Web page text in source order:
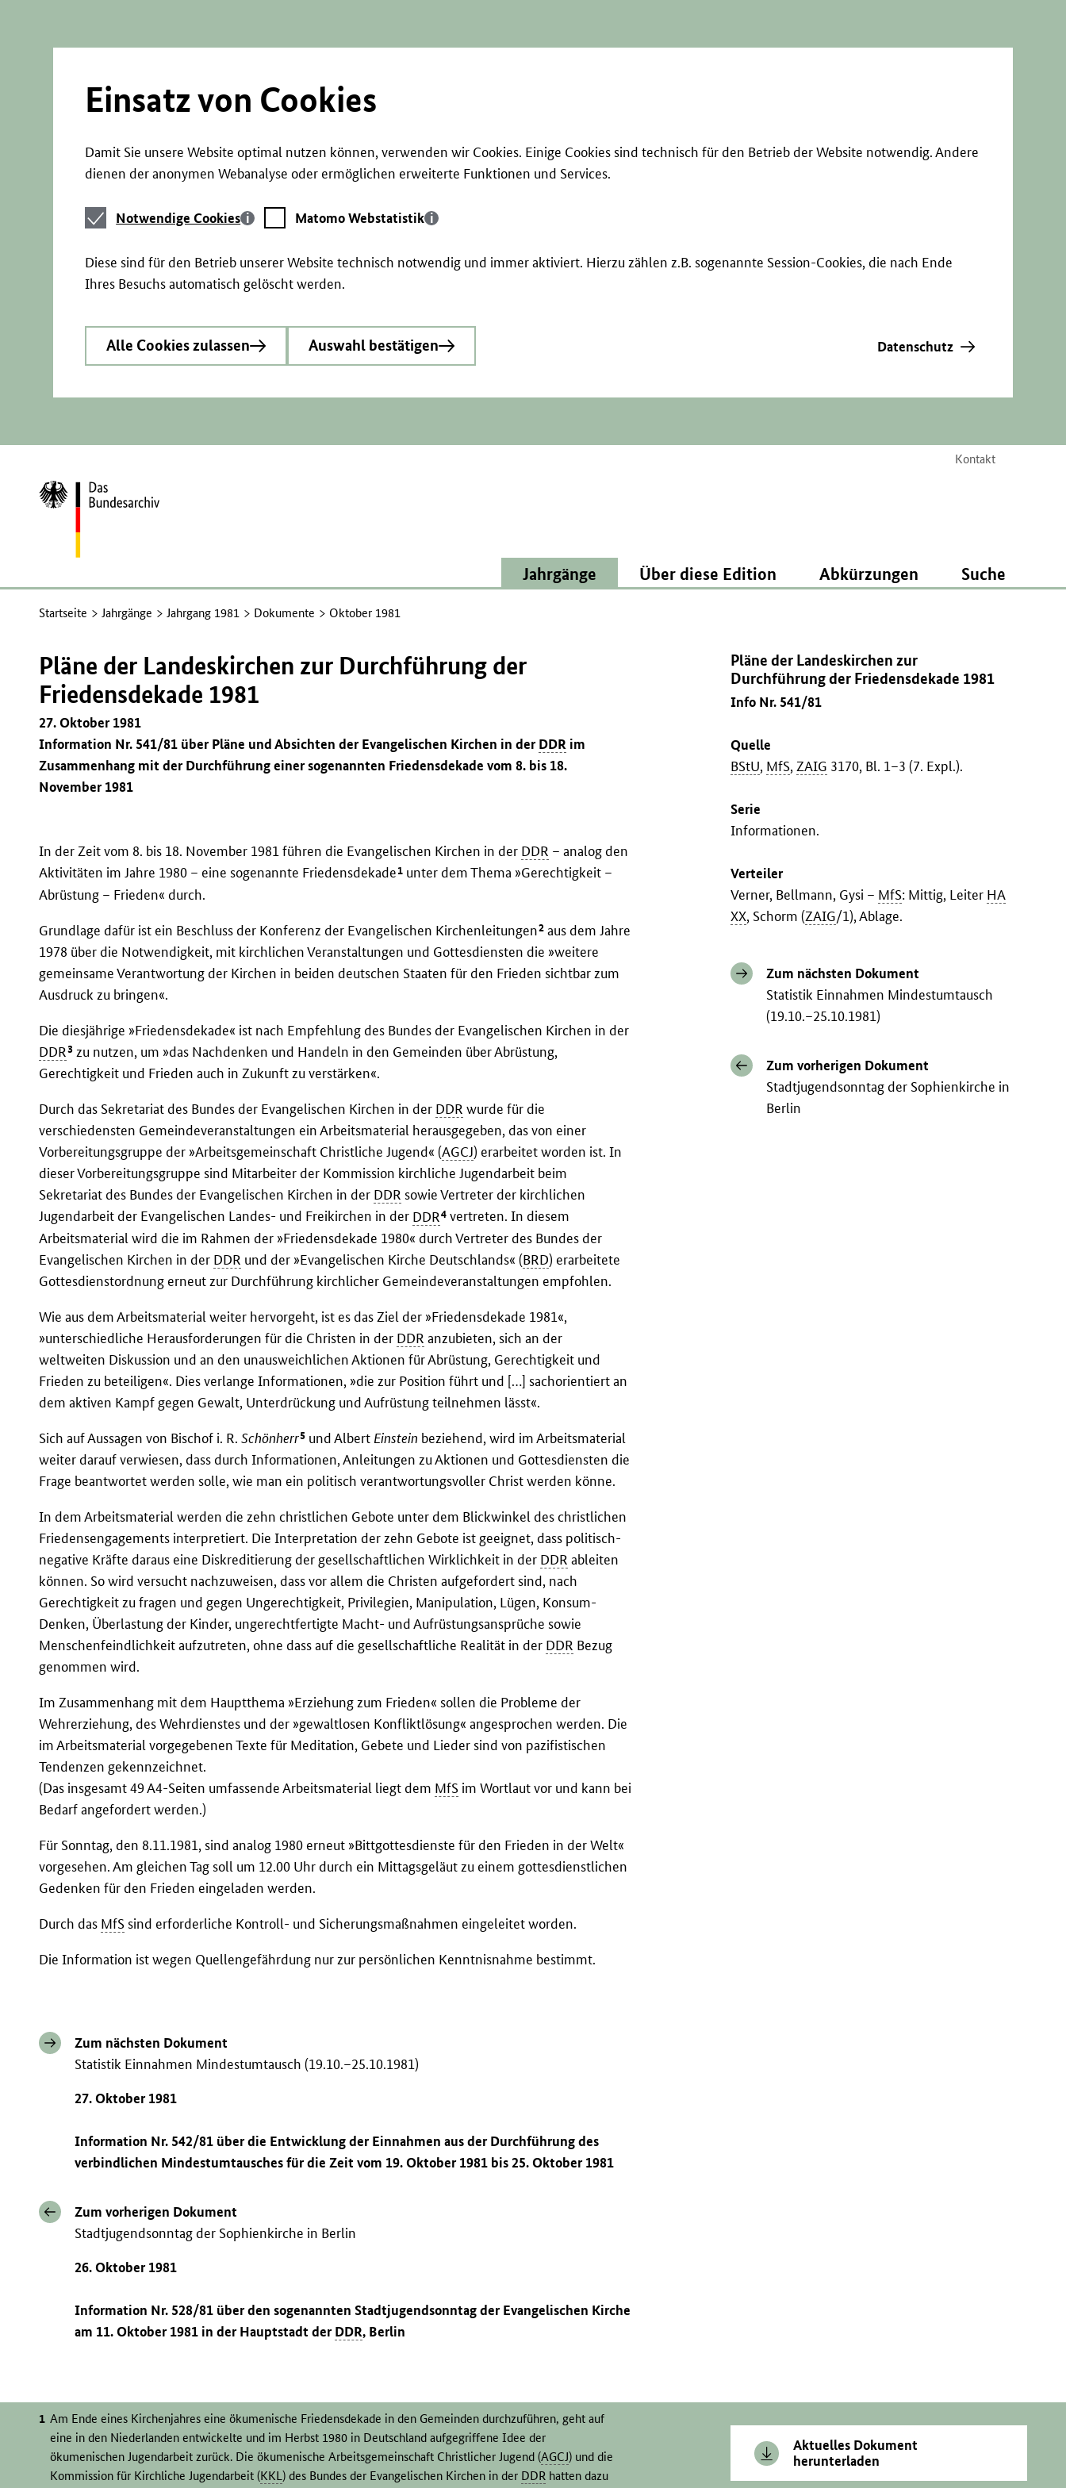
Einsatz von Cookies
Damit Sie unsere Website optimal nutzen können, verwenden wir Cookies. Einige Cookies sind technisch für den Betrieb der Website notwendig. Andere
dienen der anonymen Webanalyse oder ermöglichen erweiterte Funktionen und Services.
Notwendige
Cookies
Notwendige Cookies
Matomo
Webstatistik
Matomo Webstatistik
Diese sind für den Betrieb unserer Website technisch notwendig und immer aktiviert. Hierzu zählen z.B. sogenannte Session-Cookies, die nach Ende
Ihres Besuchs automatisch gelöscht werden.
Alle Cookies zulassen Auswahl bestätigen Datenschutz
Kontakt
Zur
Startseite
Jahrgänge Über diese Edition Abkürzungen Suche
Startseite Jahrgänge Jahrgang 1981 Dokumente Oktober 1981
Pläne der Landeskirchen zur
Durchführung der Friedensdekade 1981
Info Nr. 541/81
Quelle
BStU, MfS,ZAIG 3170, Bl. 1–3 (7. Expl.).
Serie
Informationen.
Verteiler
Verner, Bellmann, Gysi – MfS: Mittig, Leiter HA
XX, Schorm (ZAIG/1), Ablage.
Zum nächsten Dokument
Statistik Einnahmen Mindestumtausch
(19.10.–25.10.1981)
Zum vorherigen Dokument
Stadtjugendsonntag der Sophienkirche in
Berlin
Pläne der Landeskirchen zur Durchführung der
Friedensdekade 1981
27. Oktober 1981
Information Nr. 541/81 über Pläne und Absichten der Evangelischen Kirchen in derDDR im
Zusammenhang mit der Durchführung einer sogenannten Friedensdekade vom 8. bis 18.
November 1981
In der Zeit vom 8. bis 18. November 1981 führen die Evangelischen Kirchen in der DDR – analog den
Aktivitäten im Jahre 1980 – eine sogenannte Friedensdekade1 unter dem Thema »Gerechtigkeit –
Abrüstung – Frieden« durch.
Grundlage dafür ist ein Beschluss der Konferenz der Evangelischen Kirchenleitungen2 aus dem Jahre
1978 über die Notwendigkeit, mit kirchlichen Veranstaltungen und Gottesdiensten die »weitere
gemeinsame Verantwortung der Kirchen in beiden deutschen Staaten für den Frieden sichtbar zum
Ausdruck zu bringen«.
Die diesjährige »Friedensdekade« ist nach Empfehlung des Bundes der Evangelischen Kirchen in der
DDR3 zu nutzen, um »das Nachdenken und Handeln in den Gemeinden über Abrüstung,
Gerechtigkeit und Frieden auch in Zukunft zu verstärken«.
Durch das Sekretariat des Bundes der Evangelischen Kirchen in der DDR wurde für die
verschiedensten Gemeindeveranstaltungen ein Arbeitsmaterial herausgegeben, das von einer
Vorbereitungsgruppe der »Arbeitsgemeinschaft Christliche Jugend« (AGCJ) erarbeitet worden ist. In
dieser Vorbereitungsgruppe sind Mitarbeiter der Kommission kirchliche Jugendarbeit beim
Sekretariat des Bundes der Evangelischen Kirchen in der DDR sowie Vertreter der kirchlichen
Jugendarbeit der Evangelischen Landes- und Freikirchen in der DDR4 vertreten. In diesem
Arbeitsmaterial wird die im Rahmen der »Friedensdekade 1980« durch Vertreter des Bundes der
Evangelischen Kirchen in der DDR und der »Evangelischen Kirche Deutschlands« (BRD) erarbeitete
Gottesdienstordnung erneut zur Durchführung kirchlicher Gemeindeveranstaltungen empfohlen.
Wie aus dem Arbeitsmaterial weiter hervorgeht, ist es das Ziel der »Friedensdekade 1981«,
»unterschiedliche Herausforderungen für die Christen in der DDR anzubieten, sich an der
weltweiten Diskussion und an den unausweichlichen Aktionen für Abrüstung, Gerechtigkeit und
Frieden zu beteiligen«. Dies verlange Informationen, »die zur Position führt und […] sachorientiert an
dem aktiven Kampf gegen Gewalt, Unterdrückung und Aufrüstung teilnehmen lässt«.
Sich auf Aussagen von Bischof i. R.Schönherr5 und Albert Einstein beziehend, wird im Arbeitsmaterial
weiter darauf verwiesen, dass durch Informationen, Anleitungen zu Aktionen und Gottesdiensten die
Frage beantwortet werden solle, wie man ein politisch verantwortungsvoller Christ werden könne.
In dem Arbeitsmaterial werden die zehn christlichen Gebote unter dem Blickwinkel des christlichen
Friedensengagements interpretiert. Die Interpretation der zehn Gebote ist geeignet, dass politisch-
negative Kräfte daraus eine Diskreditierung der gesellschaftlichen Wirklichkeit in der DDR ableiten
können. So wird versucht nachzuweisen, dass vor allem die Christen aufgefordert sind, nach
Gerechtigkeit zu fragen und gegen Ungerechtigkeit, Privilegien, Manipulation, Lügen, Konsum-
Denken, Überlastung der Kinder, ungerechtfertigte Macht- und Aufrüstungsansprüche sowie
Menschenfeindlichkeit aufzutreten, ohne dass auf die gesellschaftliche Realität in der DDR Bezug
genommen wird.
Im Zusammenhang mit dem Hauptthema »Erziehung zum Frieden« sollen die Probleme der
Wehrerziehung, des Wehrdienstes und der »gewaltlosen Konfliktlösung« angesprochen werden. Die
im Arbeitsmaterial vorgegebenen Texte für Meditation, Gebete und Lieder sind von pazifistischen
Tendenzen gekennzeichnet.
(Das insgesamt 49 A4-Seiten umfassende Arbeitsmaterial liegt dem MfS im Wortlaut vor und kann bei
Bedarf angefordert werden.)
Für Sonntag, den 8.11.1981, sind analog 1980 erneut »Bittgottesdienste für den Frieden in der Welt«
vorgesehen. Am gleichen Tag soll um 12.00 Uhr durch ein Mittagsgeläut zu einem gottesdienstlichen
Gedenken für den Frieden eingeladen werden.
Durch das MfSsind erforderliche Kontroll- und Sicherungsmaßnahmen eingeleitet worden.
Die Information ist wegen Quellengefährdung nur zur persönlichen Kenntnisnahme bestimmt.
Zum nächsten Dokument
Statistik Einnahmen Mindestumtausch (19.10.–25.10.1981)
27. Oktober 1981
Information Nr. 542/81 über die Entwicklung der Einnahmen aus der Durchführung des
verbindlichen Mindestumtausches für die Zeit vom 19. Oktober 1981 bis 25. Oktober 1981
Zum vorherigen Dokument
Stadtjugendsonntag der Sophienkirche in Berlin
26. Oktober 1981
Information Nr. 528/81 über den sogenannten Stadtjugendsonntag der Evangelischen Kirche
am 11. Oktober 1981 in der Hauptstadt derDDR, Berlin
Am Ende eines Kirchenjahres eine ökumenische Friedensdekade in den Gemeinden durchzuführen, geht auf
eine in den Niederlanden entwickelte und im Herbst 1980 in Deutschland aufgegriffene Idee der
ökumenischen Jugendarbeit zurück. Die ökumenische Arbeitsgemeinschaft Christlicher Jugend (AGCJ) und die
Kommission für Kirchliche Jugendarbeit (KKL) des Bundes der Evangelischen Kirchen in der DDR hatten dazu
Aktuelles Dokument
herunterladen